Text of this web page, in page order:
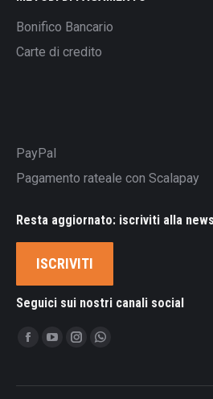
Bonifico Bancario
Carte di credito
PayPal
Pagamento rateale con Scalapay
Resta aggiornato: iscriviti alla
ISCRIVITI
Seguici sui nostri canali social
Ci puoi trovare su:
Facebook
opens
YouTube
opens
Instagram
opens
Whatsapp
opens